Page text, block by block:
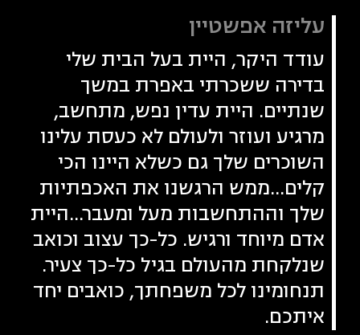
עליזה אפשטיין
עודד היקר, היית בעל הבית שלי
בדירה ששכרתי באפרת במשך
שנתיים. היית עדין נפש, מתחשב,
מרגיע ועוזר ולעולם לא כעסת עלינו
השוכרים שלך גם כשלא היינו הכי
קלים...ממש הרגשנו את האכפתיות
שלך וההתחשבות מעל ומעבר...היית
אדם מיוחד ורגיש. כל-כך עצוב וכואב
שנלקחת מהעולם בגיל כל-כך צעיר.
תנחומינו לכל משפחתך, כואבים יחד
איתכם.